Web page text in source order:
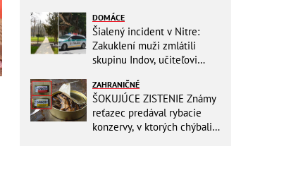
DOMÁCE
Šialený incident v Nitre:
Zakuklení muži zmlátili
skupinu Indov, učiteľovi
tvár!
ZAHRANIČNÉ
ŠOKUJÚCE ZISTENIE Známy
reťazec predával rybacie
konzervy, v ktorých chýbali